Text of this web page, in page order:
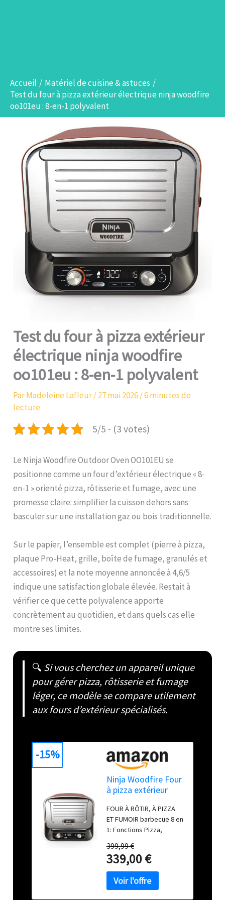
Accueil
Matériel de cuisine & astuces
Test du four à pizza extérieur électrique ninja woodfire
oo101eu : 8-en-1 polyvalent
Test du four à pizza extérieur
électrique ninja woodfire
oo101eu : 8-en-1 polyvalent
ParMadeleine Lafleur/27 mai 2026/6 minutes de
lecture
5/5 - (3 votes)
Le Ninja Woodfire Outdoor Oven OO101EU se
positionne comme un four d’extérieur électrique « 8-
en-1 » orienté pizza, rôtisserie et fumage, avec une
promesse claire: simplifier la cuisson dehors sans
basculer sur une installation gaz ou bois traditionnelle.
Sur le papier, l’ensemble est complet (pierre à pizza,
plaque Pro-Heat, grille, boîte de fumage, granulés et
accessoires) et la note moyenne annoncée à 4,6/5
indique une satisfaction globale élevée. Restait à
vérifier ce que cette polyvalence apporte
concrètement au quotidien, et dans quels cas elle
montre ses limites.
🔍 Si vous cherchez un appareil unique
pour gérer pizza, rôtisserie et fumage
léger, ce modèle se compare utilement
aux fours d’extérieur spécialisés.
Ninja Woodfire Four
à pizza extérieur
OO101EU
FOUR À RÔTIR, À PIZZA
ET FUMOIR barbecue 8 en
1: Fonctions Pizza,
Rôtissoire Gourmet,
Chaleur Dessus, Four,
Fumoir, Déshydratation,
et Maintien au Chaud.
Sortez la cuisine dehors
399,99 €
339,00 €
-15%